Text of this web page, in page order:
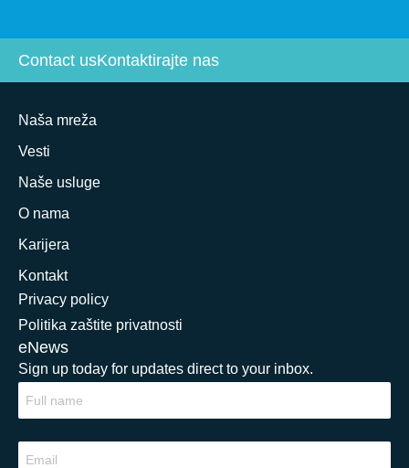
Contact usKontaktirajte nas
Naša mreža
Vesti
Naše usluge
O nama
Karijera
Kontakt
Privacy policy
Politika zaštite privatnosti
eNews
Sign up today for updates direct to your inbox.